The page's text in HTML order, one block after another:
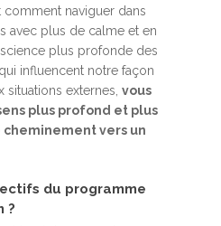
comment naviguer dans
avec plus de calme et en
plus profonde des
influencent notre façon
situations externes, vous
plus profond et plus
cheminement vers un
du programme
?